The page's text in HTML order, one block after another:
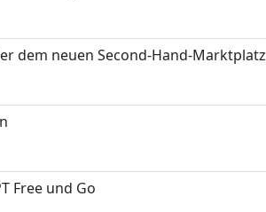
dem neuen Second-Hand-Marktplatz
Free und Go